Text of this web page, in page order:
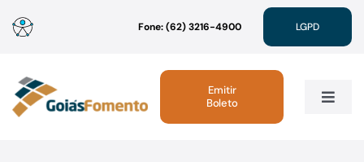
para
conteúdo
Fone: (62) 3216-4900 LGPD
Toggle
Emitir
Boleto